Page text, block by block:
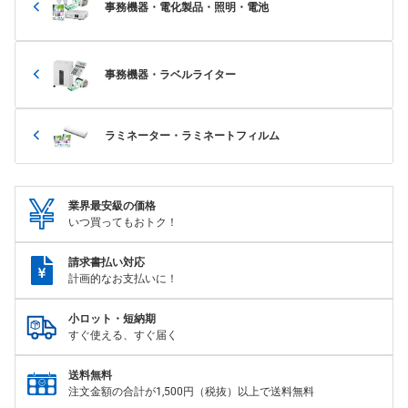
事務機器・電化製品・照明・電池
事務機器・ラベルライター
ラミネーター・ラミネートフィルム
業界最安級の価格
いつ買ってもおトク！
請求書払い対応
計画的なお支払いに！
小ロット・短納期
すぐ使える、すぐ届く
送料無料
注文金額の合計が1,500円（税抜）以上で送料無料